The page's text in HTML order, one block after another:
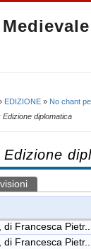
EDIZIONE » No chant
Edizione diplomatica
Edizione
, di Francesca Pietr...
, di Francesca Pietr...